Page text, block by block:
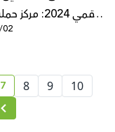
الرقمي 2024:
الأجندة ويفتح 02
current page number
7 8 9
10